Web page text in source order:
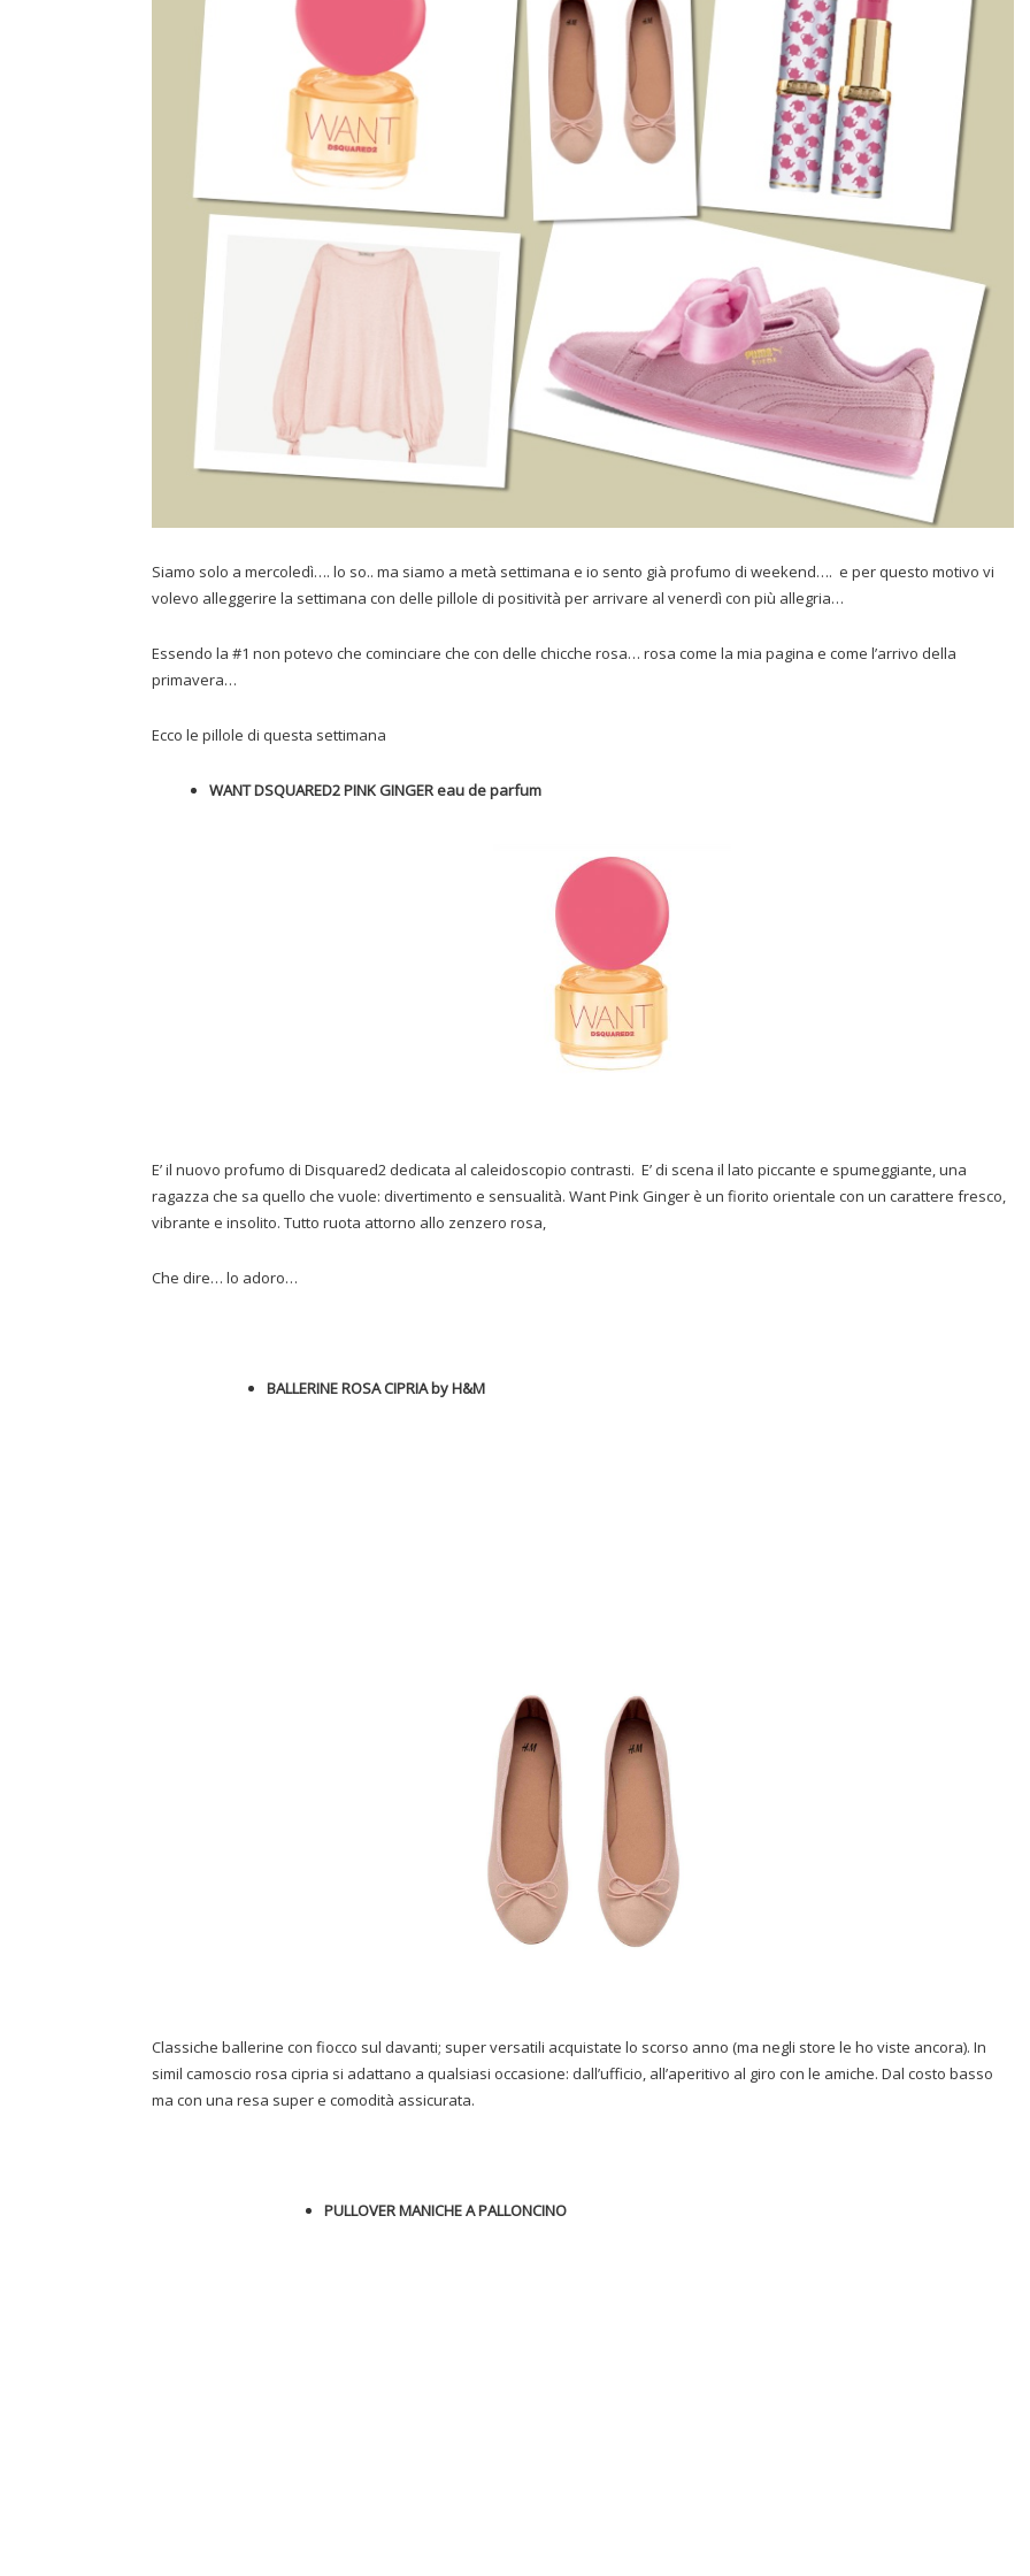
Siamo solo a mercoledì…. lo so.. ma siamo a metà settimana e io sento già profumo di weekend…. e per questo motivo vi
volevo alleggerire la settimana con delle pillole di positività per arrivare al venerdì con più allegria…
Essendo la #1 non potevo che cominciare che con delle chicche rosa… rosa come la mia pagina e come l’arrivo della
primavera…
Ecco le pillole di questa settimana
WANT DSQUARED2 PINK GINGER eau de parfum
E’ il nuovo profumo di Disquared2 dedicata al caleidoscopio contrasti. E’ di scena il lato piccante e spumeggiante, una
ragazza che sa quello che vuole: divertimento e sensualità. Want Pink Ginger è un fiorito orientale con un carattere fresco,
vibrante e insolito. Tutto ruota attorno allo zenzero rosa,
Che dire… lo adoro…
BALLERINE ROSA CIPRIA by H&M
Classiche ballerine con fiocco sul davanti; super versatili acquistate lo scorso anno (ma negli store le ho viste ancora). In
simil camoscio rosa cipria si adattano a qualsiasi occasione: dall’ufficio, all’aperitivo al giro con le amiche. Dal costo basso
ma con una resa super e comodità assicurata.
PULLOVER MANICHE A PALLONCINO